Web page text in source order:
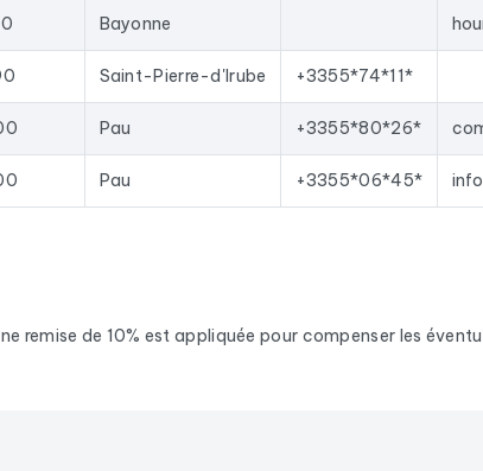
Bayonne
Saint-Pierre-d'Irube +3355*74*11*
Pau +3355*80*26*
Pau +3355*06*45*
remise de 10% est appliquée pour compenser les